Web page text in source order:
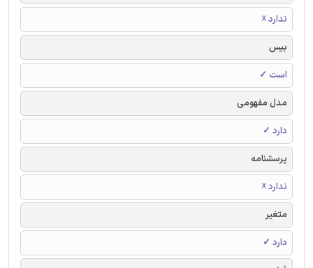
ندارد ☓
بیس
است ✓
مدل مفهومی
دارد ✓
پرسشنامه
ندارد ☓
متغیر
دارد ✓